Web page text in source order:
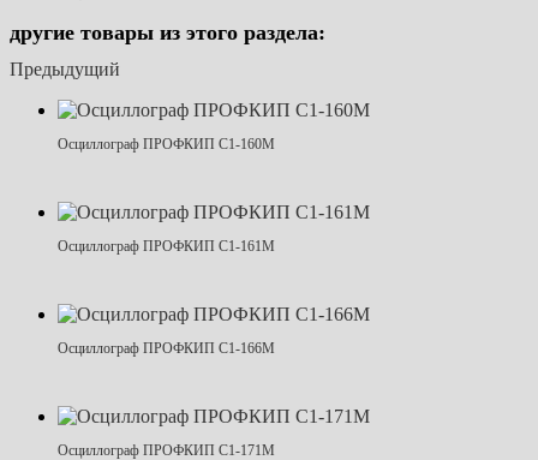
другие товары из этого раздела:
Предыдущий
Осциллограф ПРОФКИП С1-160М
Осциллограф ПРОФКИП С1-161М
Осциллограф ПРОФКИП С1-166М
Осциллограф ПРОФКИП С1-171М